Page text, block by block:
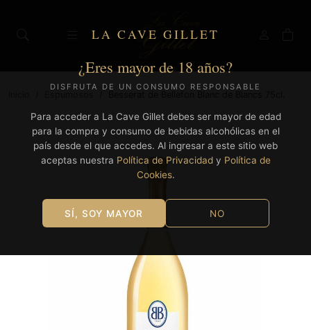
LA CAVE GILLET
¿Eres mayor de 18 años?
DISFRUTA DE UN CONSUMO RESPONSABLE
Para acceder a La Cave Gillet debes ser mayor de edad
para la compra y consumo de bebidas alcohólicas en el
país desde el que accedes. Al ingresar a este sitio web
aceptas nuestra Política de Privacidady Política de
Cookies.
SÍ, SOY MAYOR NO